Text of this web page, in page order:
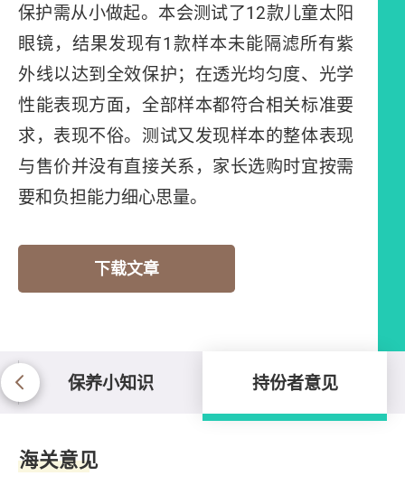
保护需从小做起。本会测试了12款儿童太阳
眼镜，结果发现有1款样本未能隔滤所有紫
外线以达到全效保护；在透光均匀度、光学
性能表现方面，全部样本都符合相关标准要
求，表现不俗。测试又发现样本的整体表现
与售价并没有直接关系，家长选购时宜按需
要和负担能力细心思量。
下载文章
保养小知识 持份者意见
海关意见